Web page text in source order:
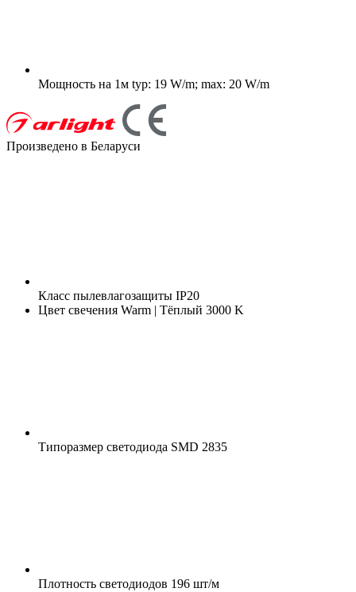
Мощность на 1м typ: 19 W/m; max: 20 W/m
Произведено в Беларуси
Класс пылевлагозащиты IP20
Цвет свечения Warm | Тёплый 3000 K
Типоразмер светодиода SMD 2835
Плотность светодиодов 196 шт/м